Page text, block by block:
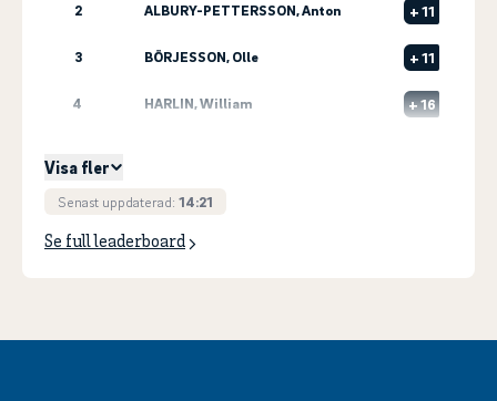
2 ALBURY-PETTERSSON, Anton +11
3 BÖRJESSON, Olle +11
4 HARLIN, William +16
Visa fler
Senast uppdaterad: 14:21
Se full leaderboard